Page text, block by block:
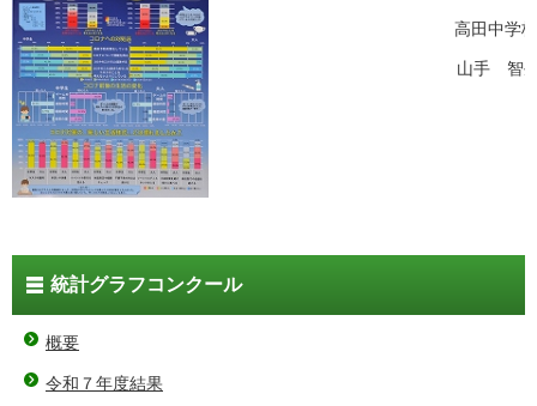
高田中学
山手 智
統計グラフコンクール
概要
令和７年度結果